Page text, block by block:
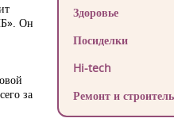
Он
за
Здоровье
Посиделки
Hi-tech
Ремонт и